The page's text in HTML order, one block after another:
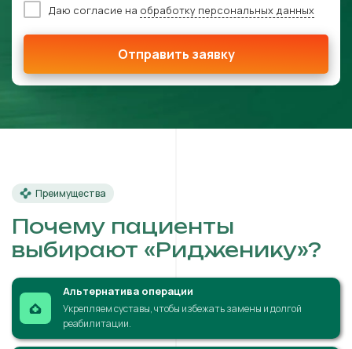
Даю согласие на обработку персональных данных
Отправить заявку
Преимущества
Почему пациенты
выбирают «Ридженику»?
Альтернатива операции
Укрепляем суставы, чтобы избежать замены и долгой
реабилитации.